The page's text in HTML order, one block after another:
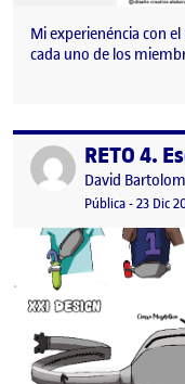
Mi experienéncia con
cada uno de los
Publicado porRETO 4.
Publicado por
David
Visibilidad:
Pública-Fecha
23 Dic